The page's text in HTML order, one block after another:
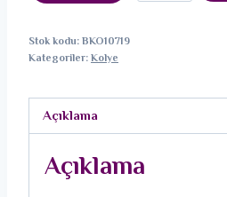
Taşlı
Kadın
Stok kodu:BKO10719
Kategoriler:Kolye
Açıklama
Açıklama